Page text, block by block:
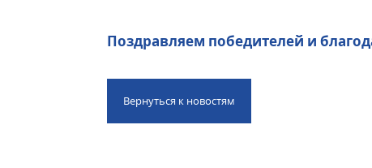
Поздравляем победителей и
Вернуться к новостям